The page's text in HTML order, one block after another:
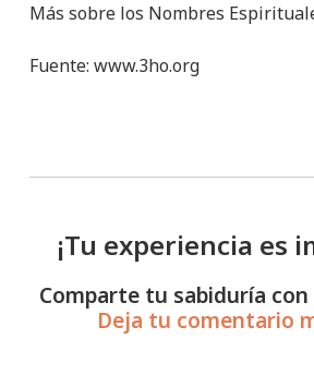
Más sobre los Nombres
Fuente: www.3ho.org
¡Tu experiencia es
Comparte tu sabiduría
Deja tu comentario